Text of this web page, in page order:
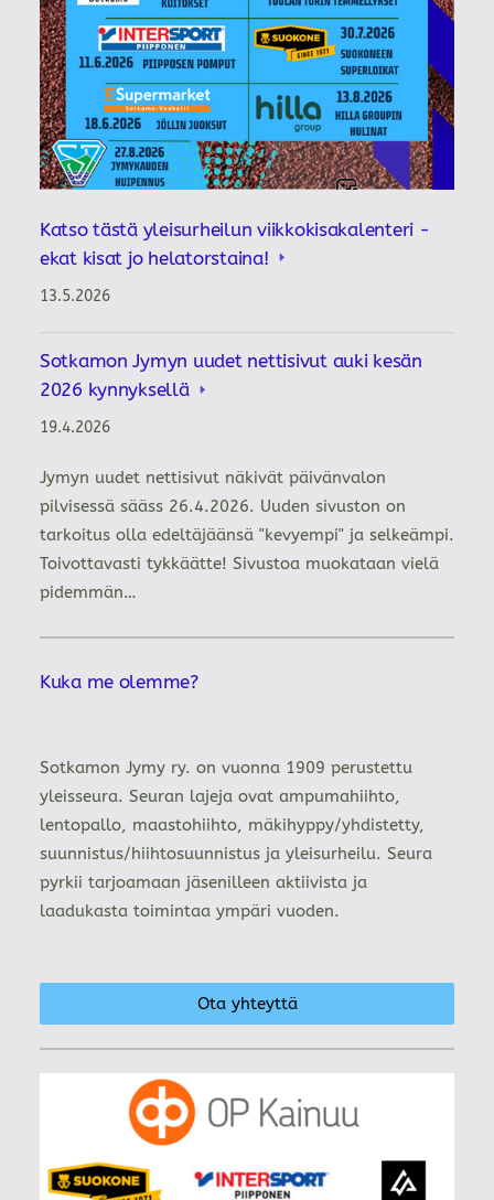
Katso tästä yleisurheilun viikkokisakalenteri -
ekat kisat jo helatorstaina!
13.5.2026
Sotkamon Jymyn uudet nettisivut auki kesän
2026 kynnyksellä
19.4.2026
Jymyn uudet nettisivut näkivät päivänvalon
pilvisessä sääss 26.4.2026. Uuden sivuston on
tarkoitus olla edeltäjäänsä "kevyempi" ja selkeämpi.
Toivottavasti tykkäätte! Sivustoa muokataan vielä
pidemmän…
Kuka me olemme?
Sotkamon Jymy ry. on vuonna 1909 perustettu
yleisseura. Seuran lajeja ovat ampumahiihto,
lentopallo, maastohiihto, mäkihyppy/yhdistetty,
suunnistus/hiihtosuunnistus ja yleisurheilu. Seura
pyrkii tarjoamaan jäsenilleen aktiivista ja
laadukasta toimintaa ympäri vuoden.
Ota yhteyttä